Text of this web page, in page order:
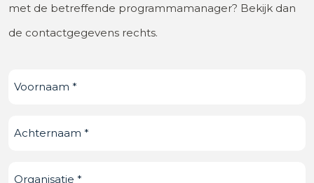
met de betreffende programmamanager? Bekijk dan
de contactgegevens rechts.
Voornaam (Vereist)
Achternaam (Vereist)
Organisatie(Vereist)